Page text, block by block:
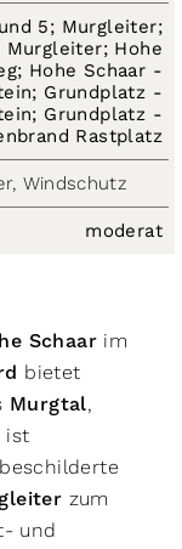
5; Murgleiter;
Murgleiter; Hohe
Hohe Schaar -
Grundplatz -
Grundplatz -
Rastplatz
Windschutz
moderat
Schaar im
bietet
Murgtal,
ist
zum
und